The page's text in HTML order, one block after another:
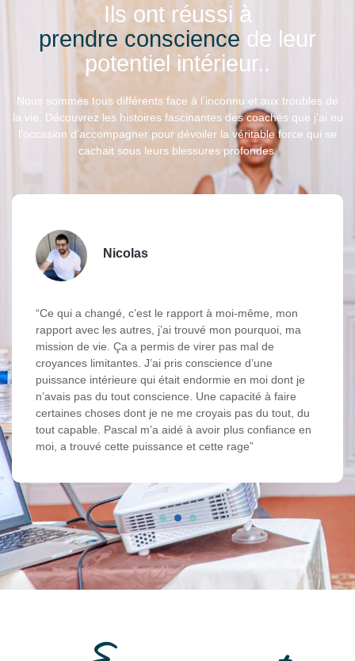
Ils ont réussi à
prendre conscience de leur
potentiel intérieur..
Nous sommes tous différents face à l’inconnu et aux troubles de
la vie. Découvrez les histoires fascinantes des coachés que j’ai eu
l’occasion d’accompagner pour dévoiler la véritable force qui se
cachait sous leurs blessures profondes.
Nicolas
“Ce qui a changé, c’est le rapport à moi-même, mon
rapport avec les autres, j’ai trouvé mon pourquoi, ma
mission de vie. Ça a permis de virer pas mal de
croyances limitantes. J’ai pris conscience d’une
puissance intérieure qui était endormie en moi dont je
n’avais pas du tout conscience. Une capacité à faire
certaines choses dont je ne me croyais pas du tout, du
tout capable. Pascal m’a aidé à avoir plus confiance en
moi, a trouvé cette puissance et cette rage”